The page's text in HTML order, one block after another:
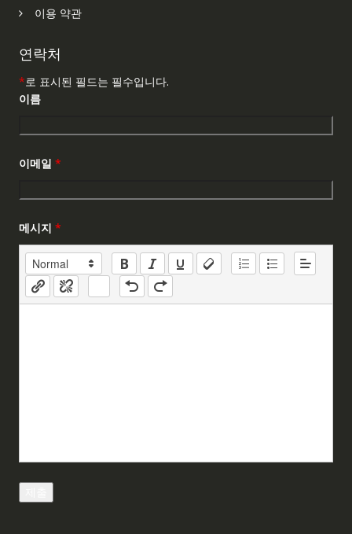
이용 약관
연락처
*로 표시된 필드는 필수입니다.
이름
이메일 *
메시지 *